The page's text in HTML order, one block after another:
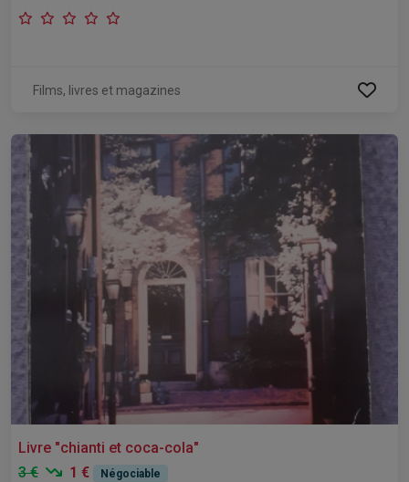
Films, livres et magazines
Livre "chianti et coca-cola"
3 €
1 € Négociable